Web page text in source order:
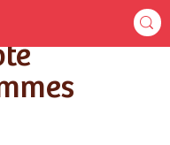
pommes